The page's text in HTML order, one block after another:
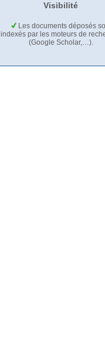
Visibilité
Les documents déposés
indexés par les moteurs de
(Google Scholar,…).